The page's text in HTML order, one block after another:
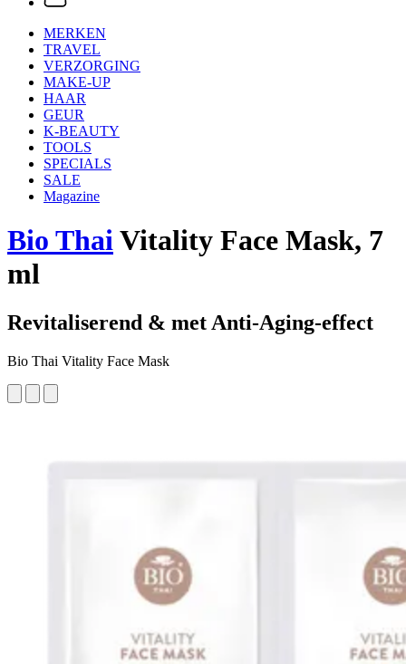
MERKEN
TRAVEL
VERZORGING
MAKE-UP
HAAR
GEUR
K-BEAUTY
TOOLS
SPECIALS
SALE
Magazine
Bio ThaiVitality Face Mask, 7
ml
Revitaliserend & met Anti-Aging-effect
Bio Thai Vitality Face Mask